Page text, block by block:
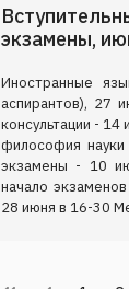
экзамены,
Иностранные
аспирантов), 27
консультации -
философия
экзамены - 10
начало
28 июня в 16-30